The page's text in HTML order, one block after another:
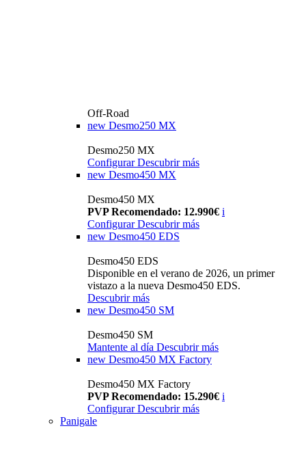
Off-Road
new Desmo250 MX
Desmo250 MX
Configurar Descubrir más
new Desmo450 MX
Desmo450 MX
PVP Recomendado: 12.990€ i
Configurar Descubrir más
new Desmo450 EDS
Desmo450 EDS
Disponible en el verano de 2026, un primer
vistazo a la nueva Desmo450 EDS.
Descubrir más
new Desmo450 SM
Desmo450 SM
Mantente al día Descubrir más
new Desmo450 MX Factory
Desmo450 MX Factory
PVP Recomendado: 15.290€ i
Configurar Descubrir más
Panigale